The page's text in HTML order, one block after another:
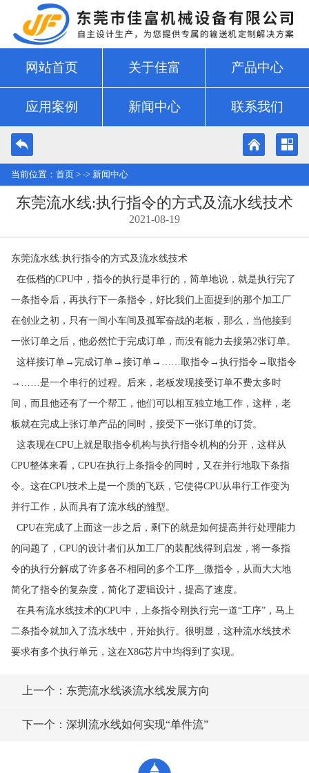
网站首页 关于佳富 产品中心
应用案例 新闻中心 联系我们
当前位置： 首页 > -> 新闻中心
东莞流水线:执行指令的方式及流水线技术
2021-08-19
东莞流水线:执行指令的方式及流水线技术
在低档的CPU中，指令的执行是串行的，简单地说，就是执行完了
一条指令后，再执行下一条指令，好比我们上面提到的那个加工厂
在创业之初，只有一间小车间及孤军奋战的老板，那么，当他接到
一张订单之后，他必然忙于完成订单，而没有能力去接第2张订单。
这样接订单→完成订单→接订单→……取指令→执行指令→取指令
→……是一个串行的过程。后来，老板发现接受订单不费太多时
间，而且他还有了一个帮工，他们可以相互独立地工作，这样，老
板就在完成上张订单产品的同时，接受下一张订单的订货。
这表现在CPU上就是取指令机构与执行指令机构的分开，这样从
CPU整体来看，CPU在执行上条指令的同时，又在并行地取下条指
令。这在CPU技术上是一个质的飞跃，它使得CPU从串行工作变为
并行工作，从而具有了流水线的雏型。
CPU在完成了上面这一步之后，剩下的就是如何提高并行处理能力
的问题了，CPU的设计者们从加工厂的装配线得到启发，将一条指
令的执行分解成了许多各不相同的多个工序__微指令，从而大大地
简化了指令的复杂度，简化了逻辑设计，提高了速度。
在具有流水线技术的CPU中，上条指令刚执行完一道“工序”，马上
二条指令就加入了流水线中，开始执行。很明显，这种流水线技术
要求有多个执行单元，这在X86芯片中均得到了实现。
上一个：东莞流水线谈流水线发展方向
下一个：深圳流水线如何实现“单件流”